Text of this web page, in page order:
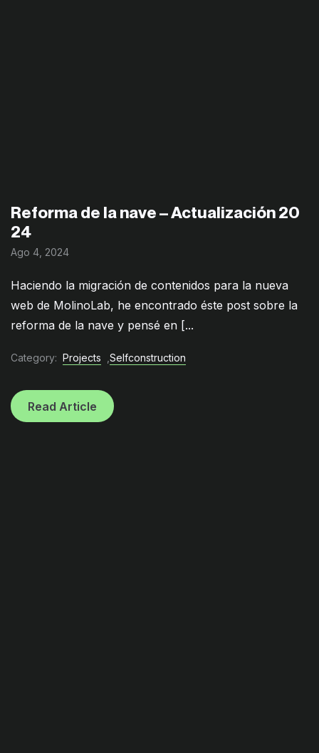
Reforma de la nave – Actualización 20
24
Ago 4, 2024
Haciendo la migración de contenidos para la nueva
web de MolinoLab, he encontrado éste post sobre la
reforma de la nave y pensé en [...
Category: Projects Selfconstruction
Read Article